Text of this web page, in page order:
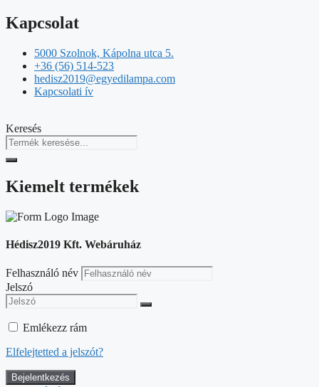
Kapcsolat
5000 Szolnok, Kápolna utca 5.
+36 (56) 514-523
hedisz2019@egyedilampa.com
Kapcsolati ív
Keresés
Kiemelt termékek
Hédisz2019 Kft. Webáruház
Felhasználó név
Jelszó
Emlékezz rám
Elfelejtetted a jelszót?